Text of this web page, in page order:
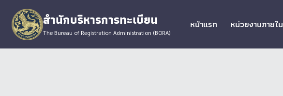
content
สำนักบริหารการทะเบียน
The Bureau of Registration Administration (BORA)
หน้าแรก หน่วยงานภายใน